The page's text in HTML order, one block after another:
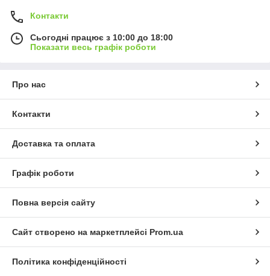
Контакти
Сьогодні працює з 10:00 до 18:00
Показати весь графік роботи
Про нас
Контакти
Доставка та оплата
Графік роботи
Повна версія сайту
Сайт створено на маркетплейсі Prom.ua
Політика конфіденційності